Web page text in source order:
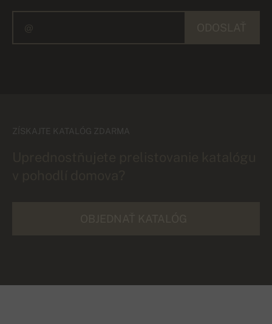
ZÍSKAJTE KATALÓG ZDARMA